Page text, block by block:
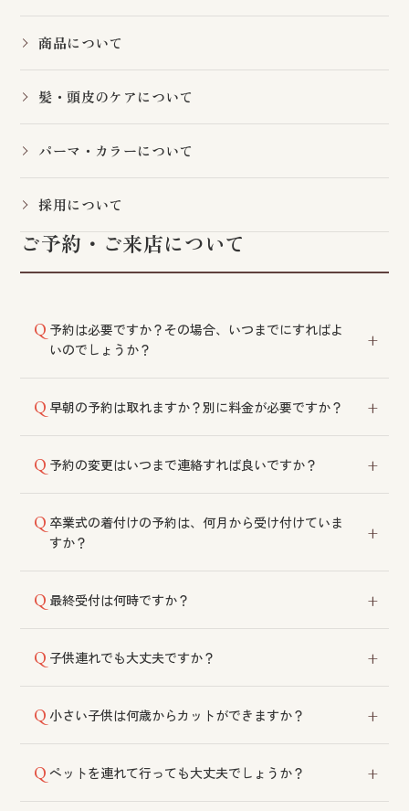
商品について
髪・頭皮のケアについて
パーマ・カラーについて
採用について
ご予約・ご来店について
予約は必要ですか？その場合、いつまでにすればよ
いのでしょうか？
ご連絡いただくとご希望の時間が取りやすくなりま
す。Web予約なら24時間いつでも受け付けておりま
早朝の予約は取れますか？別に料金が必要ですか？
す。早朝料金等については各店舗にご相談ください。
予約の変更はいつまで連絡すれば良いですか？
ことが望ましいです。
卒業式の着付けの予約は、何月から受け付けていま
すか？
ください。
最終受付は何時ですか？
舗にご相談ください。
子供連れでも大丈夫ですか？
ので、比較的空いている時間帯などをご相談くださ
い。
小さい子供は何歳からカットができますか？
護者の方の付き添い・ご協力をお願いしております。
ペットを連れて行っても大丈夫でしょうか？